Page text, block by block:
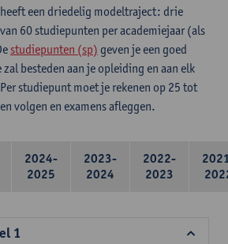
een driedelig modeltraject: drie
60 studiepunten per academiejaar (als
studiepunten (sp) geven je een goed
besteden aan je opleiding en aan elk
studiepunt moet je rekenen op 25 tot
volgen en examens afleggen.
2024-
2025
2023-
2024
2022-
2023
1